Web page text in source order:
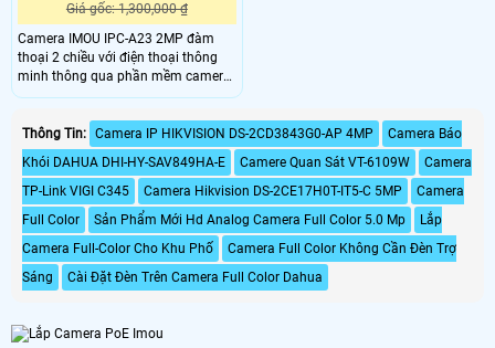
Giá gốc: 1,300,000 ₫
Camera IMOU IPC-A23 2MP đàm
thoại 2 chiều với điện thoại thông
minh thông qua phần mềm camera
IMOU Life, mang đến người dùng
công tác xa nhà. Camera IMOU
Ranger 2 ghi hình chuẩn nét Full HD
1080P nhờ ống kính 2.
Thông Tin: Camera IP HIKVISION DS-2CD3843G0-AP 4MP
Camera Báo
Khói DAHUA DHI-HY-SAV849HA-E
Camere Quan Sát VT-6109W
Camera
TP-Link VIGI C345
Camera Hikvision DS-2CE17H0T-IT5-C 5MP
Camera
Full Color
Sản Phẩm Mới Hd Analog Camera Full Color 5.0 Mp
Lắp
Camera Full-Color Cho Khu Phố
Camera Full Color Không Cần Đèn Trợ
Sáng
Cài Đặt Đèn Trên Camera Full Color Dahua